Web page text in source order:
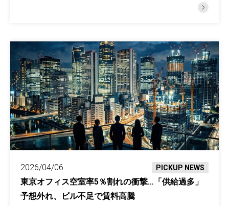
2026/04/06 PICKUP NEWS
東京オフィス空室率5％割れの衝撃…「供給過多」
予想外れ、ビル不足で賃料高騰